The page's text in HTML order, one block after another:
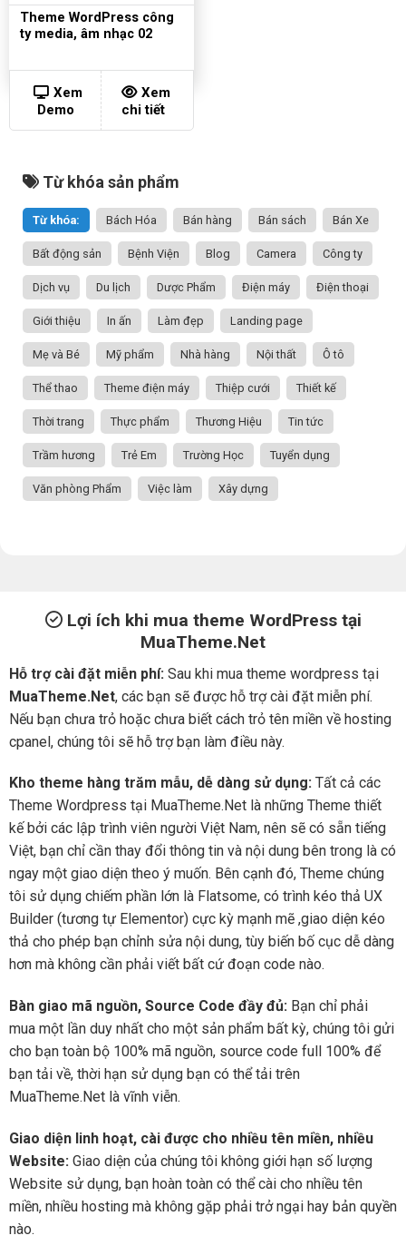
Theme WordPress công
ty media, âm nhạc 02
Xem
Demo
Xem
chi tiết
Từ khóa sản phẩm
Từ khóa: Bách Hóa Bán hàng Bán sách Bán Xe
Bất động sản Bệnh Viện Blog Camera Công ty
Dịch vụ Du lịch Dược Phẩm Điện máy Điện thoại
Giới thiệu In ấn Làm đẹp Landing page
Mẹ và Bé Mỹ phẩm Nhà hàng Nội thất Ô tô
Thể thao Theme điện máy Thiệp cưới Thiết kế
Thời trang Thực phẩm Thương Hiệu Tin tức
Trầm hương Trẻ Em Trường Học Tuyển dụng
Văn phòng Phẩm Việc làm Xây dựng
Lợi ích khi mua theme WordPress tại
MuaTheme.Net
Hỗ trợ cài đặt miễn phí: Sau khi mua theme wordpress tại
MuaTheme.Net, các bạn sẽ được hỗ trợ cài đặt miễn phí.
Nếu bạn chưa trỏ hoặc chưa biết cách trỏ tên miền về hosting
cpanel, chúng tôi sẽ hỗ trợ bạn làm điều này.
Kho theme hàng trăm mẫu, dễ dàng sử dụng: Tất cả các
Theme Wordpress tại MuaTheme.Net là những Theme thiết
kế bởi các lập trình viên người Việt Nam, nên sẽ có sẵn tiếng
Việt, bạn chỉ cần thay đổi thông tin và nội dung bên trong là có
ngay một giao diện theo ý muốn. Bên cạnh đó, Theme chúng
tôi sử dụng chiếm phần lớn là Flatsome, có trình kéo thả UX
Builder (tương tự Elementor) cực kỳ mạnh mẽ ,giao diện kéo
thả cho phép bạn chỉnh sửa nội dung, tùy biến bố cục dễ dàng
hơn mà không cần phải viết bất cứ đoạn code nào.
Bàn giao mã nguồn, Source Code đầy đủ: Bạn chỉ phải
mua một lần duy nhất cho một sản phẩm bất kỳ, chúng tôi gửi
cho bạn toàn bộ 100% mã nguồn, source code full 100% để
bạn tải về, thời hạn sử dụng bạn có thể tải trên
MuaTheme.Net là vĩnh viễn.
Giao diện linh hoạt, cài được cho nhiều tên miền, nhiều
Website: Giao diện của chúng tôi không giới hạn số lượng
Website sử dụng, bạn hoàn toàn có thể cài cho nhiều tên
miền, nhiều hosting mà không gặp phải trở ngại hay bản quyền
nào.